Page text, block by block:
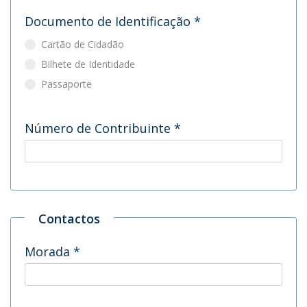
Documento de Identificação *
Cartão de Cidadão
Bilhete de Identidade
Passaporte
Número de Contribuinte *
Contactos
Morada *